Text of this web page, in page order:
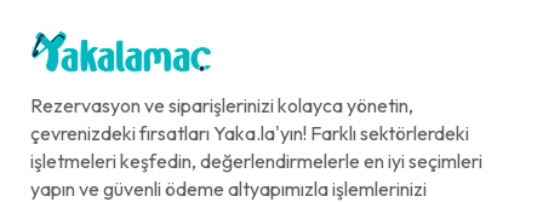
Rezervasyon ve siparişlerinizi kolayca yönetin,
çevrenizdeki fırsatları Yaka.la'yın! Farklı sektörlerdeki
işletmeleri keşfedin, değerlendirmelerle en iyi seçimleri
yapın ve güvenli ödeme altyapımızla işlemlerinizi